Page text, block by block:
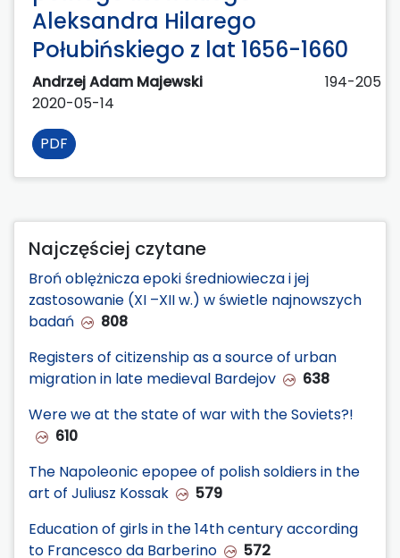
Aleksandra Hilarego
Połubińskiego z lat 1656-1660
Andrzej Adam Majewski
194-205
2020-05-14
PDF
Najczęściej czytane
Broń oblężnicza epoki średniowiecza i jej
zastosowanie (XI –XII w.) w świetle najnowszych
badań
808
Registers of citizenship as a source of urban
migration in late medieval Bardejov
638
Were we at the state of war with the Soviets?!
610
The Napoleonic epopee of polish soldiers in the
art of Juliusz Kossak
579
Education of girls in the 14th century according
to Francesco da Barberino
572